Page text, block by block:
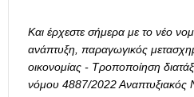
Και έρχεστε σήμερα με το νέο
ανάπτυξη, παραγωγικός
οικονομίας - Τροποποίηση
νόμου 4887/2022